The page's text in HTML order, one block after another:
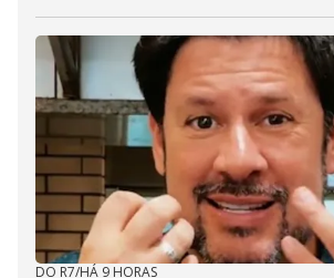
DO R7/HÁ 9 HORAS